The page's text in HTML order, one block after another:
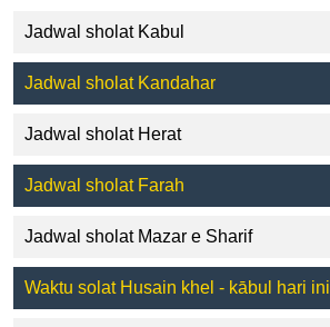
Jadwal sholat Kabul
Jadwal sholat Kandahar
Jadwal sholat Herat
Jadwal sholat Farah
Jadwal sholat Mazar e Sharif
Waktu solat Husain khel - kābul hari ini